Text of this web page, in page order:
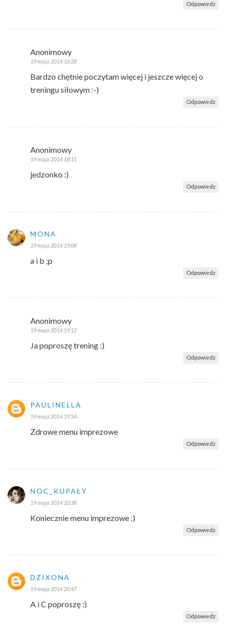
Odpowiedz
Anonimowy
19 maja 2014 16:28
Bardzo chętnie poczytam więcej i jeszcze więcej o
treningu siłowym :-)
Odpowiedz
Anonimowy
19 maja 2014 18:11
jedzonko :)
Odpowiedz
MONA
19 maja 2014 19:08
a i b ;p
Odpowiedz
Anonimowy
19 maja 2014 19:12
Ja poproszę trening :)
Odpowiedz
PAULINELLA
19 maja 2014 19:34
Zdrowe menu imprezowe
Odpowiedz
NOC_KUPAŁY
19 maja 2014 20:38
Koniecznie menu imprezowe :)
Odpowiedz
DZIXONA
19 maja 2014 20:47
A i C poproszę :)
Odpowiedz